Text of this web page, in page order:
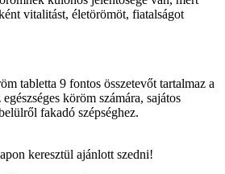
vitalitást, életörömöt, fiatalságot
tabletta 9 fontos összetevőt tartalmaz a
köröm számára, sajátos
fakadó szépséghez.
keresztül ajánlott szedni!